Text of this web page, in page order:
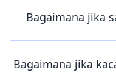
Bagaimana jika
Bagaimana jika